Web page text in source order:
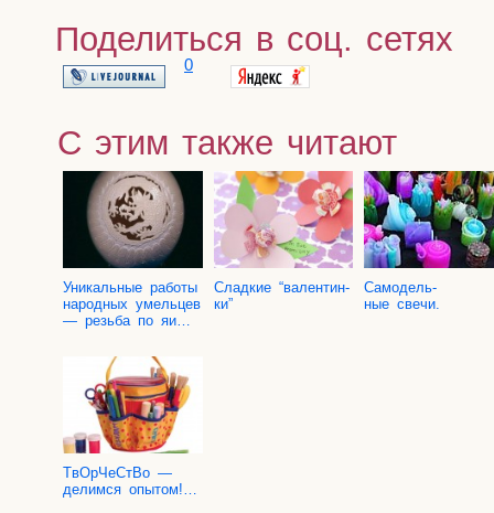
Поделиться в соц. сетях
0
С этим также читают
Уни­каль­ные рабо­ты
народ­ных умель­цев
— резь­ба по яи…
Слад­кие “вален­тин­
ки”
Само­дель­
ные свечи.
TвOр­Че­СтВо —
делим­ся опытом!…